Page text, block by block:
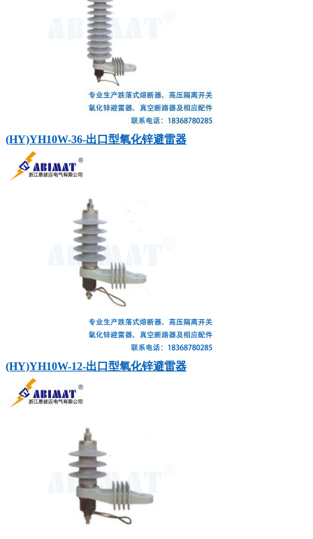
(HY)YH10W-36-出口型氧化锌避雷器
(HY)YH10W-12-出口型氧化锌避雷器